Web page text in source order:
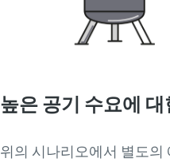
높은 공기 수요에
위의 시나리오에서 별도의